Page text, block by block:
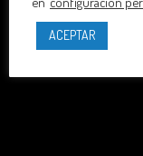
ACEPTAR